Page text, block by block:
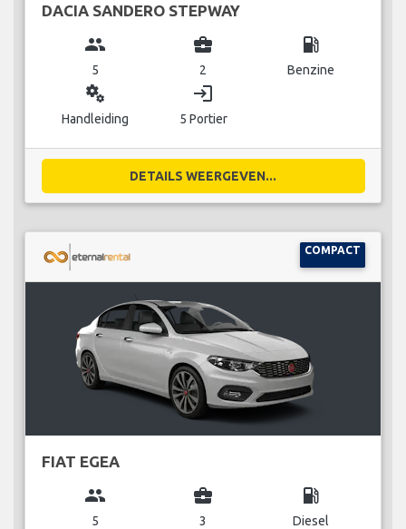
DACIA SANDERO STEPWAY
group
5
business_center
2
local_gas_station
Benzine
miscellaneous_services
Handleiding
login
5 Portier
DETAILS WEERGEVEN...
COMPACT
FIAT EGEA
group
5
business_center
3
local_gas_station
Diesel